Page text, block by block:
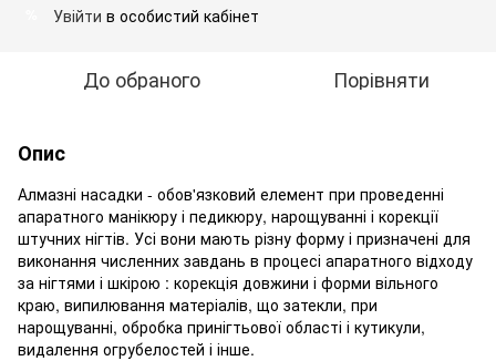
Увійти в особистий кабінет
До обраного Порівняти
Опис
Алмазні насадки - обов'язковий елемент при проведенні
апаратного манікюру і педикюру, нарощуванні і корекції
штучних нігтів. Усі вони мають різну форму і призначені для
виконання численних завдань в процесі апаратного відходу
за нігтями і шкірою : корекція довжини і форми вільного
краю, випилювання матеріалів, що затекли, при
нарощуванні, обробка принігтьової області і кутикули,
видалення огрубелостей і інше.